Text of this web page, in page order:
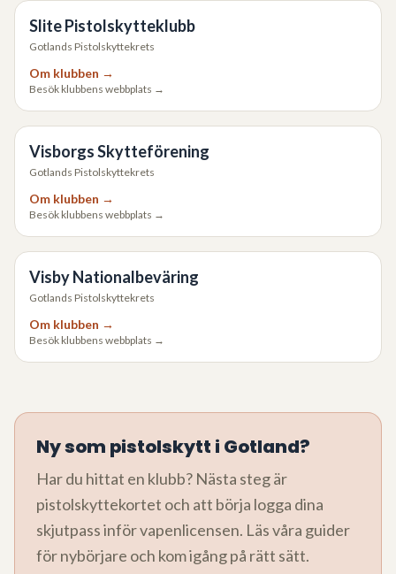
Slite Pistolskytteklubb
Gotlands Pistolskyttekrets
Om klubben →
Besök klubbens webbplats →
Visborgs Skytteförening
Gotlands Pistolskyttekrets
Om klubben →
Besök klubbens webbplats →
Visby Nationalbeväring
Gotlands Pistolskyttekrets
Om klubben →
Besök klubbens webbplats →
Ny som pistolskytt i Gotland?
Har du hittat en klubb? Nästa steg är
pistolskyttekortet och att börja logga dina
skjutpass inför vapenlicensen. Läs våra guider
för nybörjare och kom igång på rätt sätt.